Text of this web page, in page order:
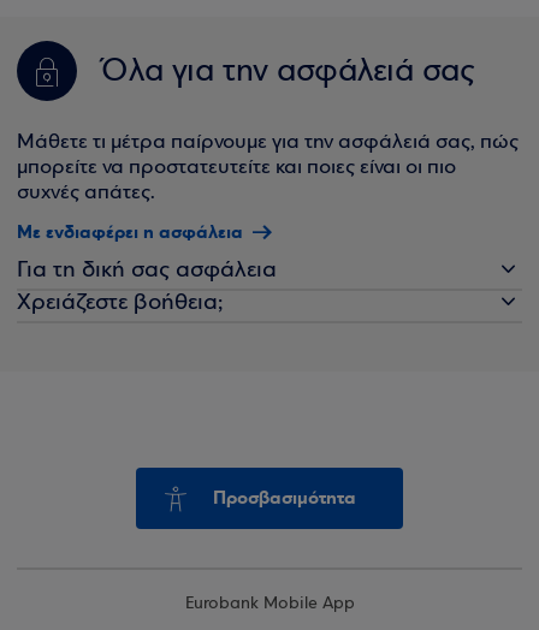
Όλα για την ασφάλειά σας
Μάθετε τι μέτρα παίρνουμε για την ασφάλειά σας, πώς
μπορείτε να προστατευτείτε και ποιες είναι οι πιο
συχνές απάτες.
Με ενδιαφέρει η ασφάλεια
Για τη δική σας ασφάλεια
Χρειάζεστε βοήθεια;
Προσβασιμότητα
Eurobank Mobile App